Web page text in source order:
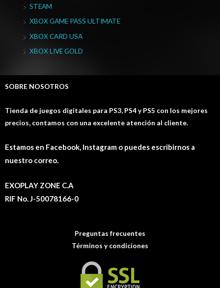
STEAM
XBOX GAME PASS ULTIMATE
XBOX CARD USA
XBOX LIVE GOLD
SOBRE NOSOTROS
Tienda de juegos digitales para PS3, PS4 y PS5 con los mejores
precios, contamos con una excelente atención al cliente.
Estamos en Facebook, Instagram o puedes escribirnos a
nuestro correo.
EXOPLAY ZONE C.A
RIF No. J-50078166-0
Preguntas frecuentes
Términos y condiciones